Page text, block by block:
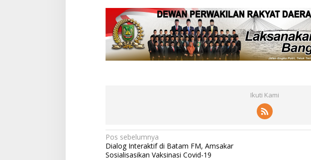
Ikuti Kami
N
a
Pos sebelumnya
Dialog Interaktif di Batam FM, Amsakar
Sosialisasikan Vaksinasi Covid-19